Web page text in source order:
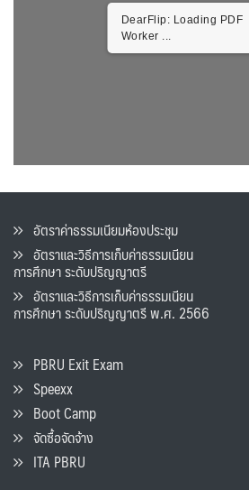
DearFlip: Loading PDF
Worker ...
อัตราค่าธรรมเนียมห้องประชุม
อัตราและวิธีการเก็บค่าธรรมเนียน
การศึกษา ระดับปริญญาตรี
อัตราและวิธีการเก็บค่าธรรมเนียน
การศึกษา ระดับปริญญาตรี พ.ศ. 2566
PBRU Exit Exam
Speexx
Boot Camp
จัดซื้อจัดจ้าง
ITA PBRU